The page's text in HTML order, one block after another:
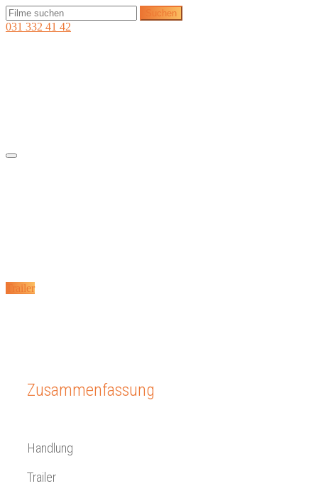
031 332 41 42
Trailer
Zusammenfassung
Handlung
Trailer